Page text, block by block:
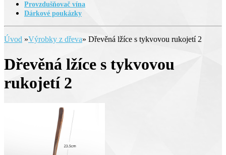
Provzdušňovač vína
Dárkové poukázky
Úvod »Výrobky z dřeva» Dřevěná lžíce s tykvovou rukojetí 2
Dřevěná lžíce s tykvovou
rukojetí 2